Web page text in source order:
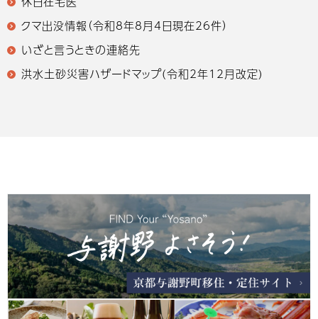
クマ出没情報（令和8年8月4日現在26件）
いざと言うときの連絡先
洪水土砂災害ハザードマップ(令和2年12月改定)